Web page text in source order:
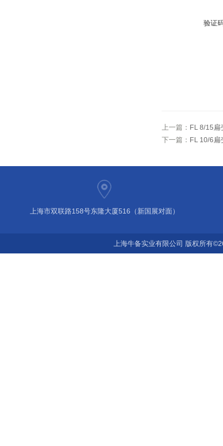
验证
上一篇： FL 8/15扁
下一篇： FL 10/6扁
上海市双联路158号东隆大厦516（新国展对面）
上海牛备实业有限公司 版权所有